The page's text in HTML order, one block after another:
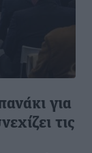
για
τις